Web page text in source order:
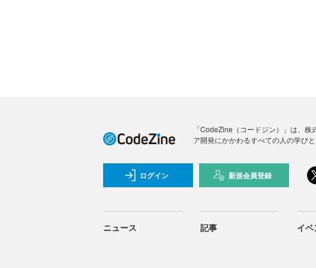
「CodeZine（コードジン）」は、
ア開発にかかわるすべての人の学び
ログイン 新規会員登録
ニュース 記事 イベ